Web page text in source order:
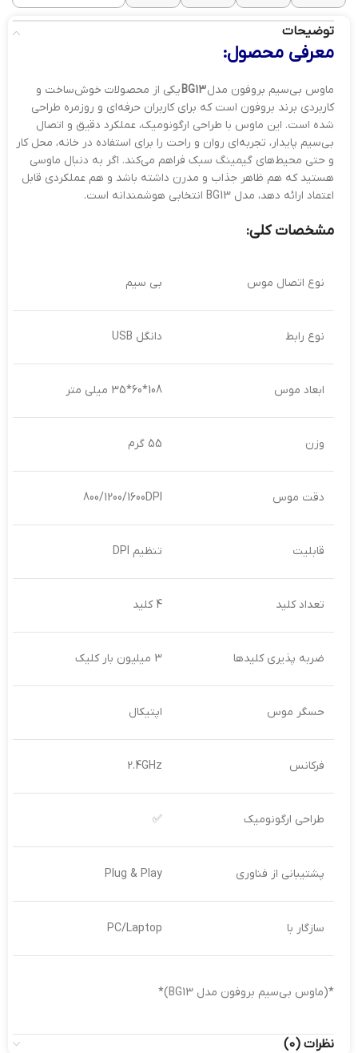
توضیحات
معرفی محصول:
ماوس بی‌سیم بروفون مدلBG13یکی از محصولات خوش‌ساخت و
کاربردی برند بروفون است که برای کاربران حرفه‌ای و روزمره طراحی
شده است. این ماوس با طراحی ارگونومیک، عملکرد دقیق و اتصال
بی‌سیم پایدار، تجربه‌ای روان و راحت را برای استفاده در خانه، محل کار
و حتی محیط‌های گیمینگ سبک فراهم می‌کند. اگر به دنبال ماوسی
هستید که هم ظاهر جذاب و مدرن داشته باشد و هم عملکردی قابل
اعتماد ارائه دهد، مدل BG13 انتخابی هوشمندانه است.
مشخصات کلی:
نوع اتصال موس بی سیم
نوع رابط دانگل USB
ابعاد موس 108*60*35 میلی متر
وزن 55 گرم
دقت موس 800/1200/1600DPI
قابلیت تنظیم DPI
تعداد کلید 4 کلید
ضربه پذیری کلیدها 3 میلیون بار کلیک
حسگر موس اپتیکال
فرکانس 2.4GHz
طراحی ارگونومیک ✅
پشتیبانی از فناوری Plug & Play
سازگار با PC/Laptop
*(ماوس بی‌سیم بروفون مدل BG13)*
نظرات (0)